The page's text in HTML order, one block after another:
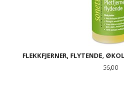
FLEKKFJERNER, FLYTENDE,
Pris
56,00